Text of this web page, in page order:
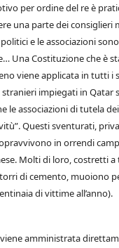
per ordine del re è
una parte dei consiglieri
e le associazioni
Una Costituzione che è
viene applicata in tutti i
impiegati in Qatar
le associazioni di tutela
Questi sventurati,
in orrendi
Molti di loro, costretti
di cemento, muoiono
di vittime all’anno).
viene amministrata